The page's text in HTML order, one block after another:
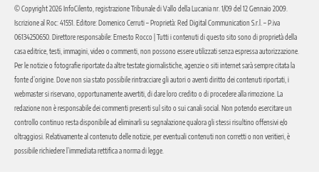
© Copyright 2026 InfoCilento, registrazione Tribunale di Vallo della Lucania nr. 1/09 del 12 Gennaio 2009.
Iscrizione al Roc: 41551. Editore: Domenico Cerruti – Proprietà: Red Digital Communication S.r.l. – P.iva
06134250650. Direttore responsabile: Ernesto Rocco | Tutti i contenuti di questo sito sono di proprietà della
casa editrice, testi, immagini, video o commenti, non possono essere utilizzati senza espressa autorizzazione.
Per le notizie o fotografie riportate da altre testate giornalistiche, agenzie o siti internet sarà sempre citata la
fonte d’origine. Dove non sia stato possibile rintracciare gli autori o aventi diritto dei contenuti riportati, i
webmaster si riservano, opportunamente avvertiti, di dare loro credito o di procedere alla rimozione. La
redazione non è responsabile dei commenti presenti sul sito o sui canali social. Non potendo esercitare un
controllo continuo resta disponibile ad eliminarli su segnalazione qualora gli stessi risultino offensivi e/o
oltraggiosi. Relativamente al contenuto delle notizie, per eventuali contenuti non corretti o non veritieri, è
possibile richiedere l’immediata rettifica a norma di legge.